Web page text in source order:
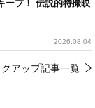
ープ！ 伝説的特撮映
2026.08.04
クアップ記事一覧